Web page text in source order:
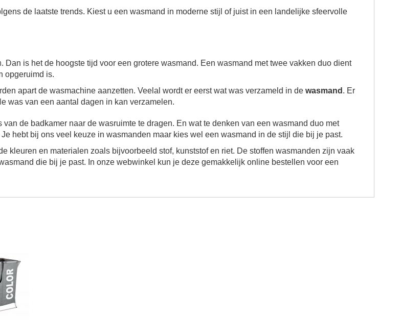
de laatste trends. Kiest u een wasmand in moderne stijl of juist in een landelijke sfeervolle
is het de hoogste tijd voor een grotere wasmand. Een wasmand met twee vakken duo dient
opgeruimd is.
apart de wasmachine aanzetten. Veelal wordt er eerst wat was verzameld in de wasmand . Er
was van een aantal dagen in kan verzamelen.
de badkamer naar de wasruimte te dragen. En wat te denken van een wasmand duo met
hebt bij ons veel keuze in wasmanden maar kies wel een wasmand in de stijl die bij je past.
kleuren en materialen zoals bijvoorbeeld stof, kunststof en riet. De stoffen wasmanden zijn vaak
die bij je past. In onze webwinkel kun je deze gemakkelijk online bestellen voor een